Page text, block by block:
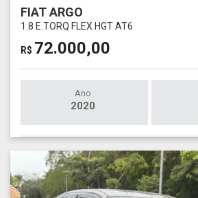
FIAT ARGO
1.8 E.TORQ FLEX HGT AT6
R$ 72.000,00
Ano
2020